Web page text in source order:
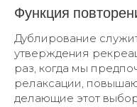
Функция
Дублирование
утверждения
раз, когда мы
релаксации,
делающие этот